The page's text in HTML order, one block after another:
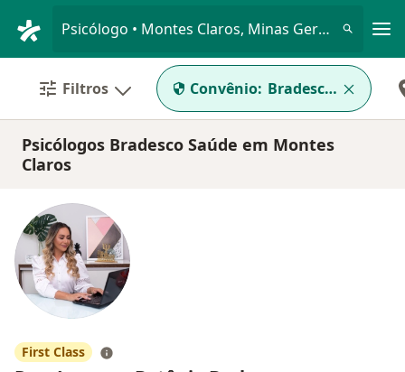
Psicólogo • Montes Claros, Minas Gerais MG
Filtros Convênio: Bradesco Saúde
Psicólogos Bradesco Saúde em Montes
Claros
First Class